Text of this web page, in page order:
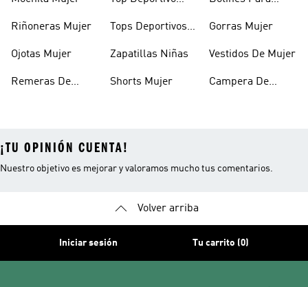
Riñoneras Mujer
Ojotas Mujer
Remeras De
Tops Deportivos
Zapatillas Niñas
Shorts Mujer
Gorras Mujer
Vestidos De Mujer
Campera De
¡TU OPINIÓN CUENTA!
Nuestro objetivo es mejorar y valoramos mucho tus comentarios.
Volver arriba
Iniciar sesión Tu carrito (0)